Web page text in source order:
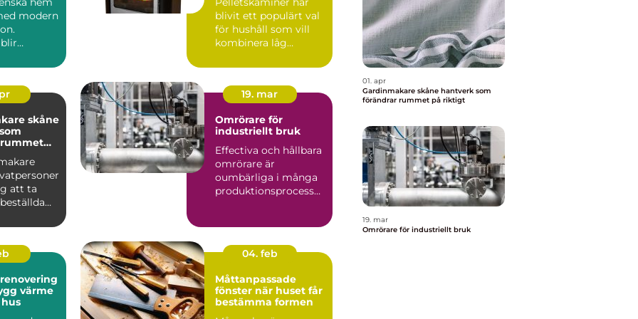
modern
s...
blivit ett populärt val
för hushåll som vill
kombinera låg
d me...
skåne
att ta
19. mar
Omrörare för
industriellt bruk
Effectiva och hållbara
omrörare är
oumbärliga i många
produktionsprocesse..
04. feb
Måttanpassade
fönster när huset får
bestämma formen
01. apr
Gardinmakare skåne hantverk som
förändrar rummet på riktigt
19. mar
Omrörare för industriellt bruk